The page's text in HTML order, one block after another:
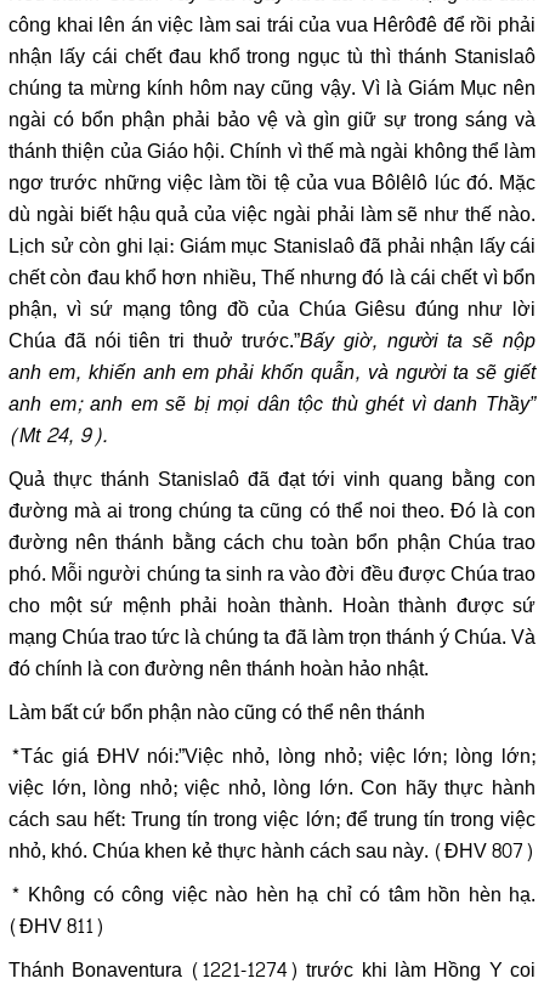
công khai lên án việc làm sai trái của vua Hêrôđê để rồi phải
nhận lấy cái chết đau khổ trong ngục tù thì thánh Stanislaô
chúng ta mừng kính hôm nay cũng vậy. Vì là Giám Mục nên
ngài có bổn phận phải bảo vệ và gìn giữ sự trong sáng và
thánh thiện của Giáo hội. Chính vì thế mà ngài không thể làm
ngơ trước những việc làm tồi tệ của vua Bôlêlô lúc đó. Mặc
dù ngài biết hậu quả của việc ngài phải làm sẽ như thế nào.
Lịch sử còn ghi lại: Giám mục Stanislaô đã phải nhận lấy cái
chết còn đau khổ hơn nhiều, Thế nhưng đó là cái chết vì bổn
phận, vì sứ mạng tông đồ của Chúa Giêsu đúng như lời
Chúa đã nói tiên tri thuở trước.”Bấy giờ, người ta sẽ nộp
anh em, khiến anh em phải khốn quẫn, và người ta sẽ giết
anh em; anh em sẽ bị mọi dân tộc thù ghét vì danh Thầy”
(Mt 24, 9).
Quả thực thánh Stanislaô đã đạt tới vinh quang bằng con
đường mà ai trong chúng ta cũng có thể noi theo. Đó là con
đường nên thánh bằng cách chu toàn bổn phận Chúa trao
phó. Mỗi người chúng ta sinh ra vào đời đều được Chúa trao
cho một sứ mệnh phải hoàn thành. Hoàn thành được sứ
mạng Chúa trao tức là chúng ta đã làm trọn thánh ý Chúa. Và
đó chính là con đường nên thánh hoàn hảo nhật.
Làm bất cứ bổn phận nào cũng có thể nên thánh
*Tác giá ĐHV nói:”Việc nhỏ, lòng nhỏ; việc lớn; lòng lớn;
việc lớn, lòng nhỏ; việc nhỏ, lòng lớn. Con hãy thực hành
cách sau hết: Trung tín trong việc lớn; để trung tín trong việc
nhỏ, khó. Chúa khen kẻ thực hành cách sau này. (ĐHV 807)
* Không có công việc nào hèn hạ chỉ có tâm hồn hèn hạ.
(ĐHV 811)
Thánh Bonaventura (1221-1274) trước khi làm Hồng Y coi